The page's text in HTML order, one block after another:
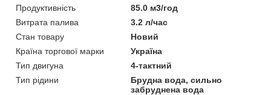
Продуктивність
85.0 м3/год
Витрата палива
3.2 л/час
Стан товару
Новий
Країна торгової марки
Україна
Тип двигуна
4-тактний
Тип рідини
Брудна вода, сильно
забруднена вода